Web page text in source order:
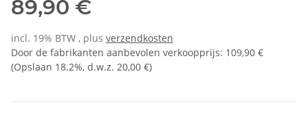
89,90 €
incl. 19% BTW , plus verzendkosten
Door de fabrikanten aanbevolen verkoopprijs: 109,90 €
(Opslaan 18.2%, d.w.z. 20,00 €)